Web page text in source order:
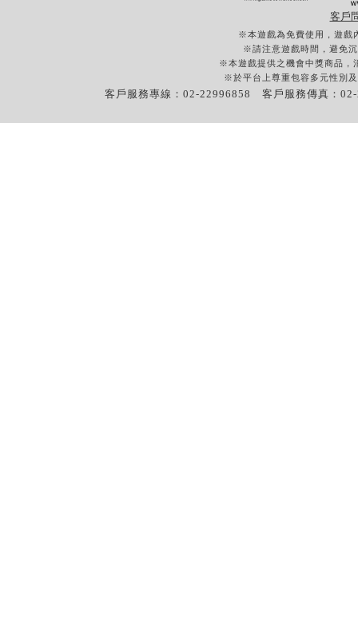
客戶
※本遊戲為免費使用，遊戲
※請注意遊戲時間，避免
※本遊戲提供之機會中獎商品，
※於平台上尊重包容多元性別
客戶服務專線：02-22996858 客戶服務傳真：